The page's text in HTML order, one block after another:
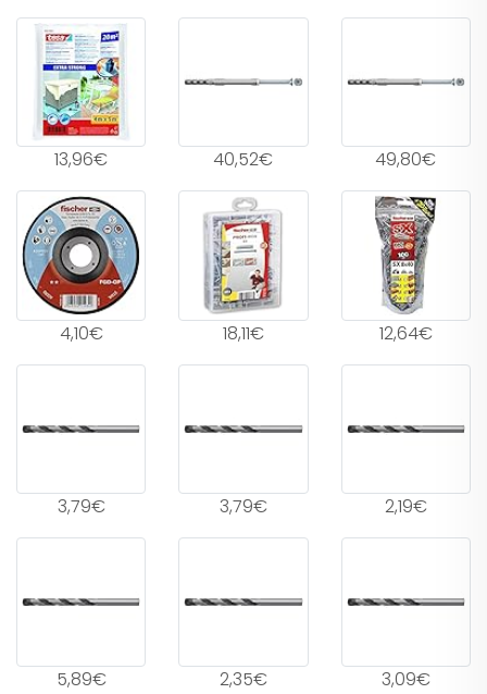
13,96€ 40,52€ 49,80€
4,10€ 18,11€ 12,64€
3,79€ 3,79€ 2,19€
5,89€ 2,35€ 3,09€